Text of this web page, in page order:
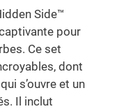
Side™
pour
Ce set
dont
s’ouvre et un
Il inclut